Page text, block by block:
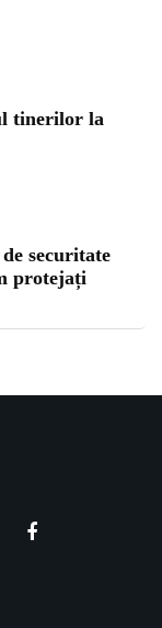
tinerilor la
securitate
protejați